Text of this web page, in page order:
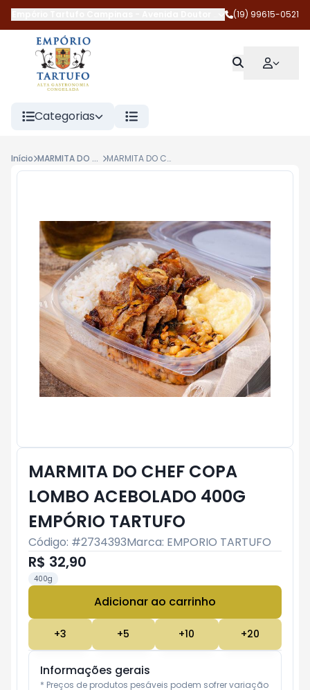
Avenida Doutor Jesuíno Marcondes
(19) 99615-0521
Categorias
Início MARMITA DO CHEF TARTUFO MARMITA DO CHEF COPA LOMBO ACEBOLADO 400G EMPÓRIO TARTUFO
MARMITA DO CHEF COPA
LOMBO ACEBOLADO 400G
EMPÓRIO TARTUFO
Código: #2734393Marca: EMPORIO TARTUFO
R$ 32,90
400g
Adicionar ao carrinho
+3 +5 +10 +20
Informações gerais
* Preços de produtos pesáveis podem sofrer variação